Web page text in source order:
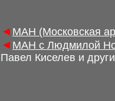
◄ МАН (Московская
◄ МАН с Людмилой
Павел Киселев и